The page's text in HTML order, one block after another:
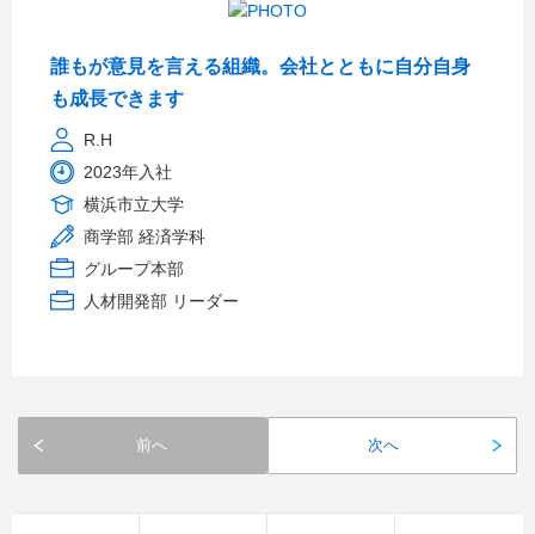
誰もが意見を言える組織。会社とともに自分自身
も成長できます
R.H
2023年入社
横浜市立大学
商学部 経済学科
グループ本部
人材開発部 リーダー
前へ 次へ